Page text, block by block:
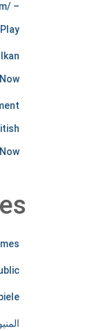
t
s
t
e
e
s
–